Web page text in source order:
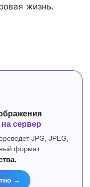
жизнь.
сервер
JPG, JPEG,
формат
→